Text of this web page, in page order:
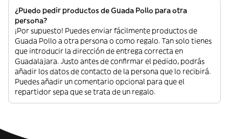
¿Puedo pedir productos de Guada Pollo para otra
persona?
¡Por supuesto! Puedes enviar fácilmente productos de
Guada Pollo a otra persona o como regalo. Tan solo tienes
que introducir la dirección de entrega correcta en
Guadalajara. Justo antes de confirmar el pedido, podrás
añadir los datos de contacto de la persona que lo recibirá.
Puedes añadir un comentario opcional para que el
repartidor sepa que se trata de un regalo.